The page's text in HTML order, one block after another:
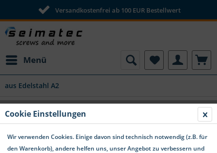
Versandkostenfrei ab 100 EUR Bestellwert
Menü
aus Edelstahl A2
Selbstschneidende Schrauben für
Kunststoffe Senkkopf TX Edelstahl A2
Cookie Einstellungen
Wir verwenden Cookies. Einige davon sind technisch notwendig (z.B. für
den Warenkorb), andere helfen uns, unser Angebot zu verbessern und